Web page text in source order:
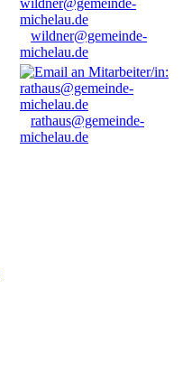
wildner@gemeinde-
michelau.de
rathaus@gemeinde-
michelau.de